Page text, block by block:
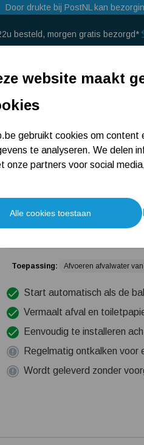
Door drukte bij PostNL kan
besteld, morgen gratis bezorgd*
→
Saniplus
929,-
Toepassing: Afvoeren afvalwater
Start automatisch als de
Vermaalt afval en
Eenvoudig te installeren
Regelmatig ontkalken voor
Wordt geleverd zonder
website maakt
gebruikt cookies om content
te analyseren. We delen
onze partners voor social
Alle cookies toestaan